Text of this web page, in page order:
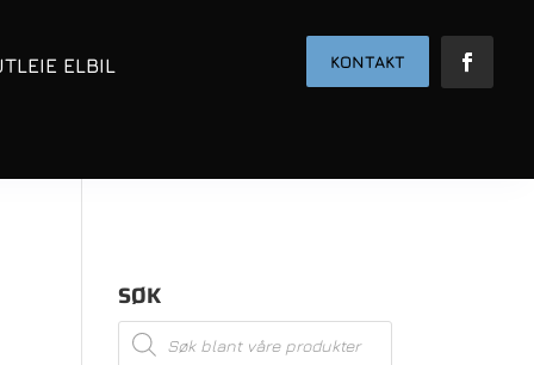
ELBIL
KONTAKT
SØK
Products
search